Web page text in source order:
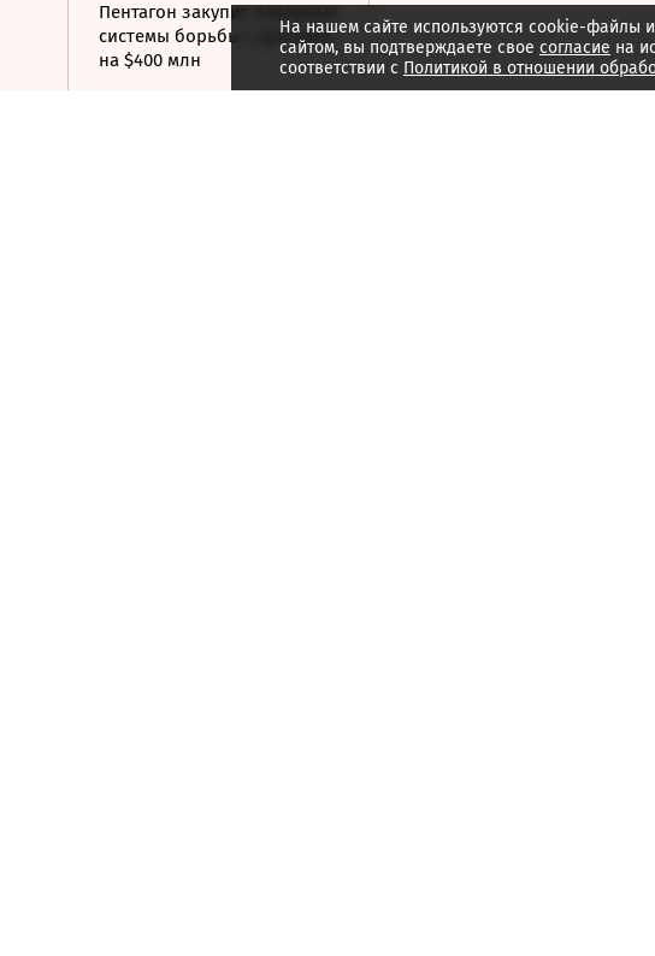
Пентагон закупит лазерные
системы борьбы с дронами
на $400 млн
На нашем сайте используются cookie-файлы
сайтом, вы подтверждаете свое согласие на
соответствии с Политикой в отношении